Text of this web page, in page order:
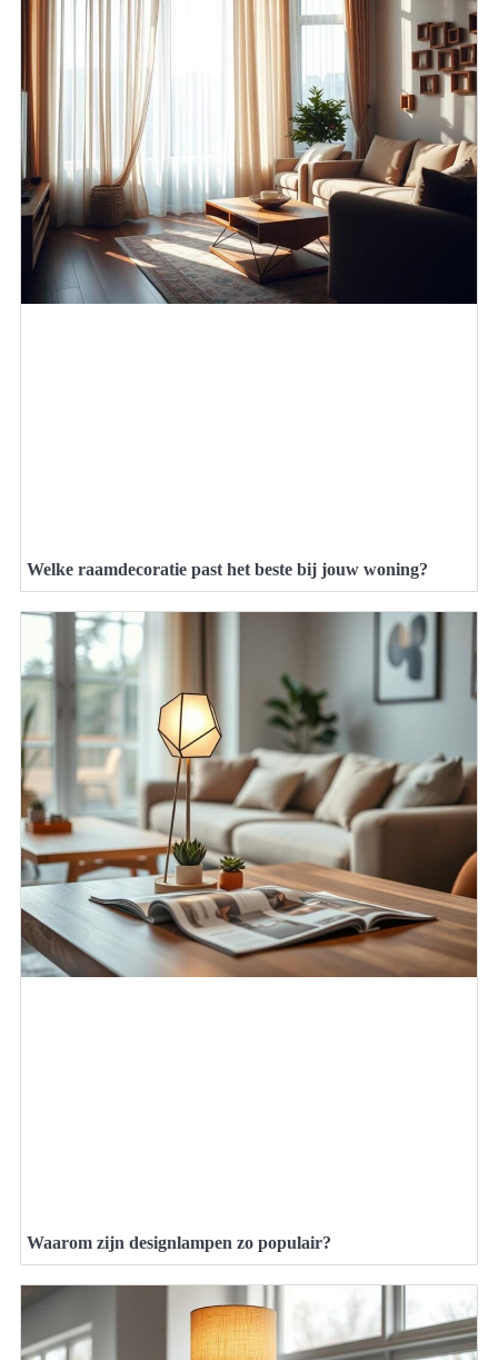
Welke raamdecoratie past het beste bij jouw woning?
Waarom zijn designlampen zo populair?